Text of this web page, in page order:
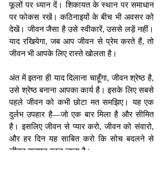
फूलों पर ध्यान दें। शिकायत के स्थान पर समाधान
पर फोकस रखें। कठिनाइयों के बीच भी अवसर को
देखें। जीवन जैसा है उसे स्वीकारें, उससे लड़ें नहीं।
याद रखियेगा, जब आप जीवन से प्रेम करते हैं, तो
जीवन भी आपके लिए रास्ते खोलता है।
अंत में इतना ही याद दिलाना चाहूँगा, जीवन श्रेष्ठ है,
उसे श्रेष्ठ बनाना आपका कार्य है। इसके लिए सबसे
पहले जीवन को कभी छोटा मत समझिए। यह एक
दुर्लभ उपहार है—जो एक बार मिला है और सीमित
है। इसलिए जीवन से प्यार करो, जीवन को संवारो,
और हर दिन यह साबित करो कि सोच बदलने से
जीवन सचमुच बदल जाता है।